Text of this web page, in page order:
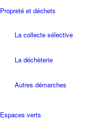
Propreté et déchets
La collecte sélective
La déchèterie
Autres démarches
Espaces verts